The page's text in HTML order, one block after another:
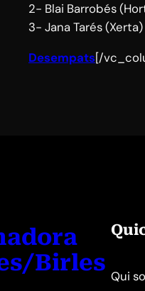
2- Blai Barrobés
3- Jana Tarés (Xerta)
Desempats[/
Birles Qui